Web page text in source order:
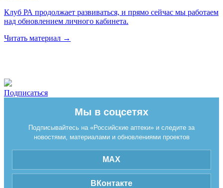
Клуб РА продолжает развиваться, и прямо сейчас мы работаем
над обновлением личного кабинета.
Читать материал →
Подписаться
Мы в соцсетях
Подписывайтесь на «Российские аптеки» и следите за
новостями, материалами и обновлениями проектов
MAX
ВКонтакте